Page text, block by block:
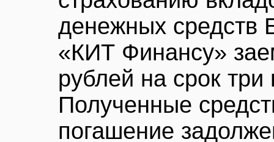
денежных средств
«КИТ Финансу»
рублей на срок
Полученные
погашение